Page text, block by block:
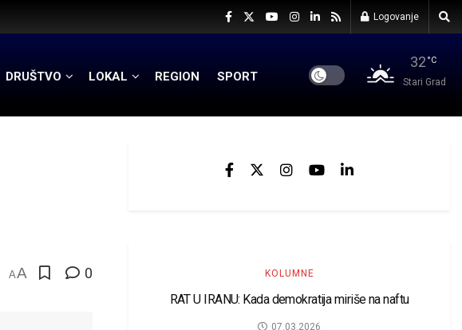
Logovanje
DRUŠTVO LOKAL REGION SPORT
32 °C
Stari Grad
AA 0 KOLUMNE
RAT U IRANU: Kada demokratija miriše na naftu
07.03.2026